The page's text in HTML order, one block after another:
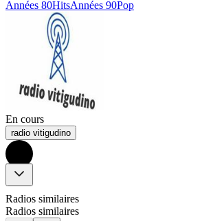
Années 80HitsAnnées 90Pop
En cours
radio vitigudino
Radios similaires
Radios similaires